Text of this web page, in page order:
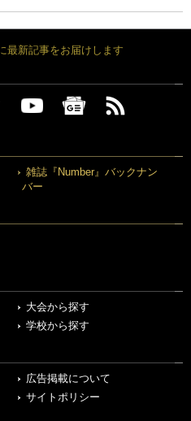
最新記事をお届けします
雑誌『Number』バックナン
バー
大会から探す
学校から探す
広告掲載について
サイトポリシー